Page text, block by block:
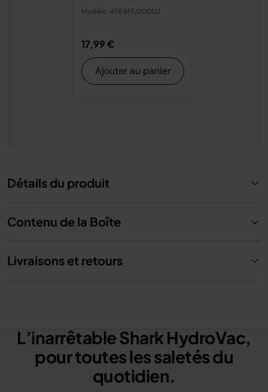
HydroVac 1 L
Modèle: 4968FFJ200EU
17,99 €
Ajouter au panier
Détails du produit
Contenu de la Boîte
Livraisons et retours
L’inarrêtable Shark HydroVac,
pour toutes les saletés du
quotidien.